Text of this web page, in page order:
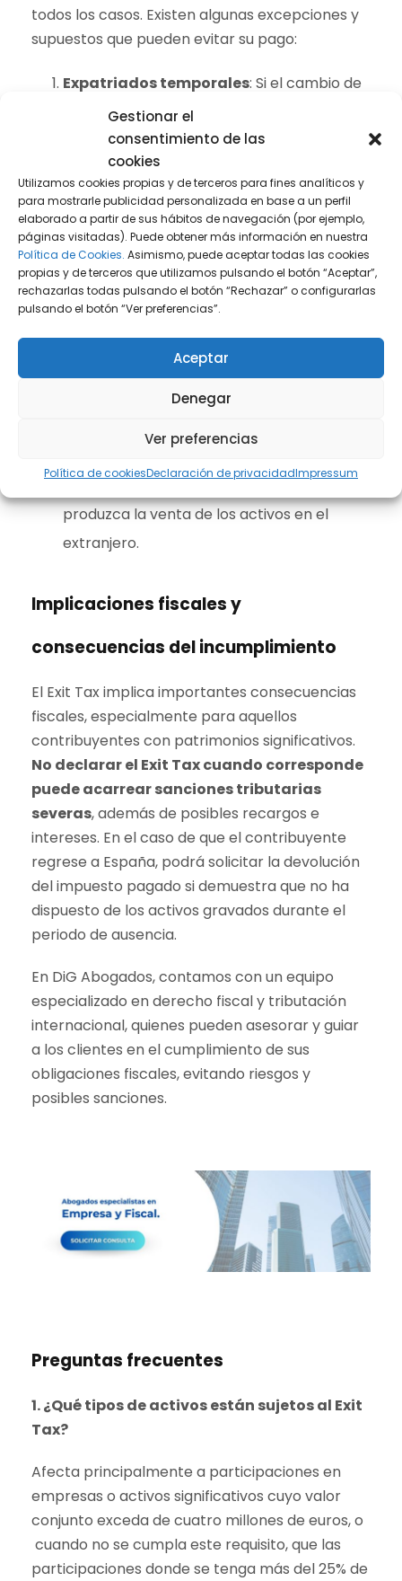
Gestionar el
consentimiento de las
cookies
Utilizamos cookies propias y de terceros para fines analíticos y
para mostrarle publicidad personalizada en base a un perfil
elaborado a partir de sus hábitos de navegación (por ejemplo,
páginas visitadas). Puede obtener más información en nuestra
Política de Cookies. Asimismo, puede aceptar todas las cookies
propias y de terceros que utilizamos pulsando el botón “Aceptar”,
rechazarlas todas pulsando el botón “Rechazar” o configurarlas
pulsando el botón “Ver preferencias”.
Aceptar
Denegar
Ver preferencias
Política de cookiesDeclaración de privacidadImpressum
todos los casos. Existen algunas excepciones y
supuestos que pueden evitar su pago:
Expatriados temporales: Si el cambio de
residencia se realiza a un país miembro de
la Unión Europea o del Espacio Económico
Europeo con el que exista un intercambio
de información efectiva, el Exit Tax puede
diferirse, siempre y cuando se justifique que
se trata de un desplazamiento temporal.
Traslado por motivos laborales: En
algunos casos, el traslado por razones de
trabajo a ciertos países no desencadenará
el pago del Exit Tax si se cumplen
determinados requisitos.
: En ciertas situaciones, se
del impuesto hasta que realmente se
produzca la venta de los activos en el
extranjero.
Implicaciones fiscales y
consecuencias del incumplimiento
El Exit Tax implica importantes consecuencias
fiscales, especialmente para aquellos
contribuyentes con patrimonios significativos.
No declarar el Exit Tax cuando corresponde
puede acarrear sanciones tributarias
severas, además de posibles recargos e
intereses. En el caso de que el contribuyente
regrese a España, podrá solicitar la devolución
del impuesto pagado si demuestra que no ha
dispuesto de los activos gravados durante el
periodo de ausencia.
En DiG Abogados, contamos con un equipo
especializado en derecho fiscal y tributación
internacional, quienes pueden asesorar y guiar
a los clientes en el cumplimiento de sus
obligaciones fiscales, evitando riesgos y
posibles sanciones.
Preguntas frecuentes
1. ¿Qué tipos de activos están sujetos al Exit
Tax?
Afecta principalmente a participaciones en
empresas o activos significativos cuyo valor
conjunto exceda de cuatro millones de euros, o
cuando no se cumpla este requisito, que las
participaciones donde se tenga más del 25% de